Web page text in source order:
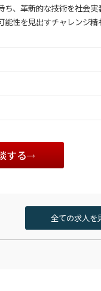
、革新的な技術を社会実
性を見出すチャレンジ精
する
全ての求人を